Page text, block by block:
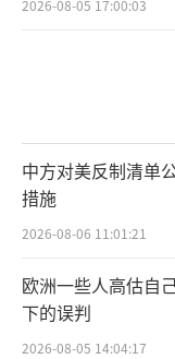
2026-08-05 17:00:03
中方对美反制清单
措施
2026-08-06 11:01:21
欧洲一些人高估自
下的误判
2026-08-05 14:04:17